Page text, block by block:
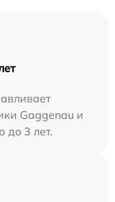
Gaggenau и
до 3 лет.